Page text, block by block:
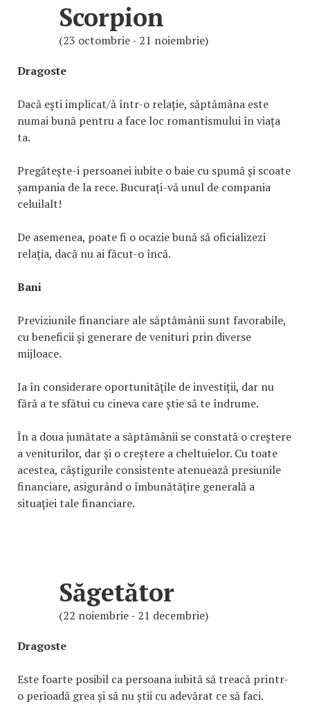
Scorpion
(23 octombrie - 21 noiembrie)
Dragoste
Dacă ești implicat/ă într-o relație, săptămâna este
numai bună pentru a face loc romantismului în viața
ta.
Pregătește-i persoanei iubite o baie cu spumă și scoate
șampania de la rece. Bucurați-vă unul de compania
celuilalt!
De asemenea, poate fi o ocazie bună să oficializezi
relația, dacă nu ai făcut-o încă.
Bani
Previziunile financiare ale săptămânii sunt favorabile,
cu beneficii și generare de venituri prin diverse
mijloace.
Ia în considerare oportunitățile de investiții, dar nu
fără a te sfătui cu cineva care știe să te îndrume.
În a doua jumătate a săptămânii se constată o creștere
a veniturilor, dar și o creștere a cheltuielor. Cu toate
acestea, câștigurile consistente atenuează presiunile
financiare, asigurând o îmbunătățire generală a
situației tale financiare.
Săgetător
(22 noiembrie - 21 decembrie)
Dragoste
Este foarte posibil ca persoana iubită să treacă printr-
o perioadă grea și să nu știi cu adevărat ce să faci.